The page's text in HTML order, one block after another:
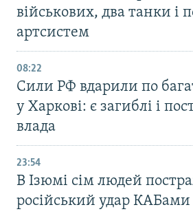
військових, два танки і
артсистем
08:22
Сили РФ вдарили по
у Харкові: є загиблі і
влада
23:54
В Ізюмі сім людей
російський удар